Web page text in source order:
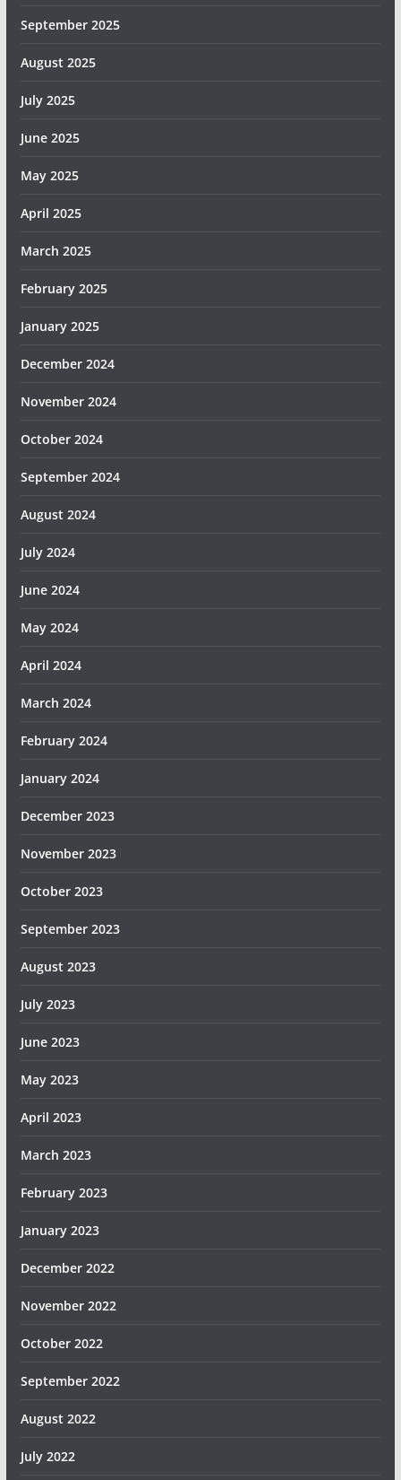
September 2025
August 2025
July 2025
June 2025
May 2025
April 2025
March 2025
February 2025
January 2025
December 2024
November 2024
October 2024
September 2024
August 2024
July 2024
June 2024
May 2024
April 2024
March 2024
February 2024
January 2024
December 2023
November 2023
October 2023
September 2023
August 2023
July 2023
June 2023
May 2023
April 2023
March 2023
February 2023
January 2023
December 2022
November 2022
October 2022
September 2022
August 2022
July 2022